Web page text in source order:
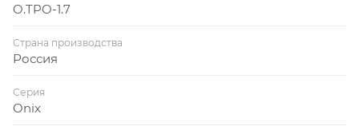
O.TPO-1.7
Страна производства
Россия
Серия
Onix